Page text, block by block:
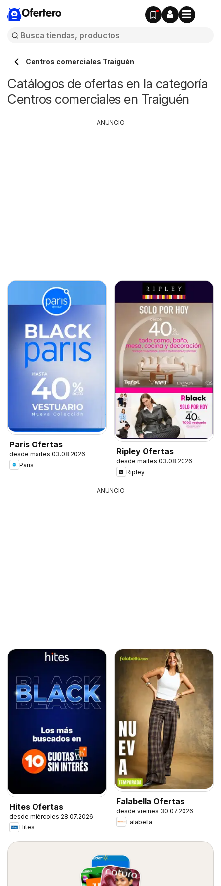
Ofertero
Centros comerciales Traiguén
Catálogos de ofertas en la categoría
Centros comerciales en Traiguén
Paris Ofertas
desde martes 03.08.2026
Paris
Ripley Ofertas
desde martes 03.08.2026
Ripley
ANUNCIO
ANUNCIO
Hites Ofertas
desde miércoles 28.07.2026
Hites
Falabella Ofertas
desde viernes 30.07.2026
Falabella